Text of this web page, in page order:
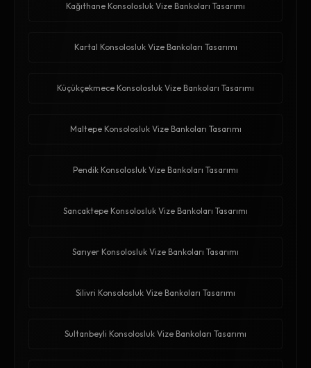
Kağıthane Konsolosluk Vize Bankoları Tasarımı
Kartal Konsolosluk Vize Bankoları Tasarımı
Küçükçekmece Konsolosluk Vize Bankoları Tasarımı
Maltepe Konsolosluk Vize Bankoları Tasarımı
Pendik Konsolosluk Vize Bankoları Tasarımı
Sancaktepe Konsolosluk Vize Bankoları Tasarımı
Sarıyer Konsolosluk Vize Bankoları Tasarımı
Silivri Konsolosluk Vize Bankoları Tasarımı
Sultanbeyli Konsolosluk Vize Bankoları Tasarımı